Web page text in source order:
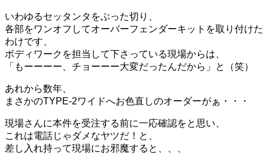
いわゆるセッタンタをぶった切り、
各部をワンオフしてオーバーフェンダーキットを取り付けた
わけです、
ボディワークを担当して下さっている現場からは、
「もーーーー、チョーーー大変だったんだから」と（笑）
あれから数年、
まさかのTYPE-2ワイドへお色直しのオーダーがぁ・・・
現場さんに本件を受注する前に一応確認をと思い、
これは電話じゃダメなヤツだ！と、
差し入れ持って現場にお邪魔すると、、、